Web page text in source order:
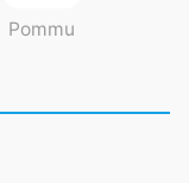
Pommu